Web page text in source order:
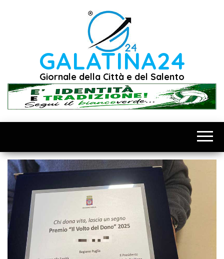
GALATINA24
Giornale della Città e del Salento